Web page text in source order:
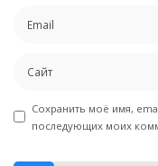
Сохранить моё имя,
последующих моих